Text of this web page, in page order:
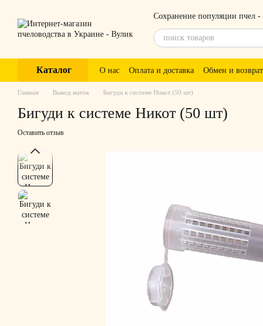
Сохранение популяции пчел -
Каталог О нас Оплата и доставка Обмен и возврат
Главная Вывод маток Бигуди к системе Никот (50 шт)
Бигуди к системе Никот (50 шт)
Оставить отзыв